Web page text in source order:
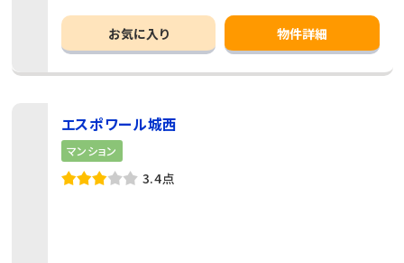
お気に入り 物件詳細
エスポワール城西
マンション
3.4点